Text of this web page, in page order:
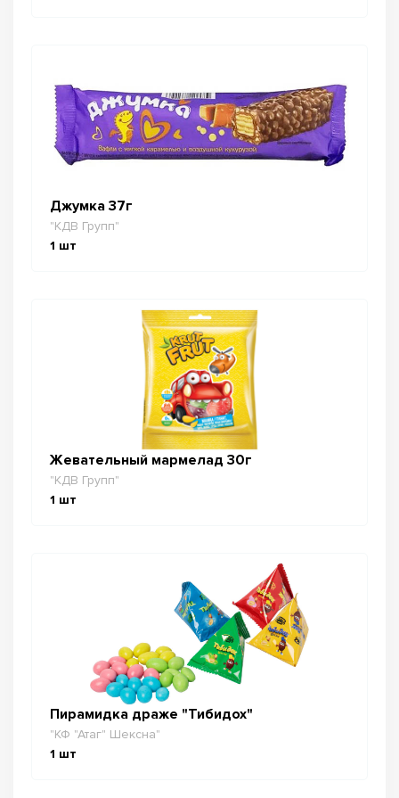
Джумка 37г
"КДВ Групп"
1 шт
Жевательный мармелад 30г
"КДВ Групп"
1 шт
Пирамидка драже "Тибидох"
"КФ "Атаг" Шексна"
1 шт